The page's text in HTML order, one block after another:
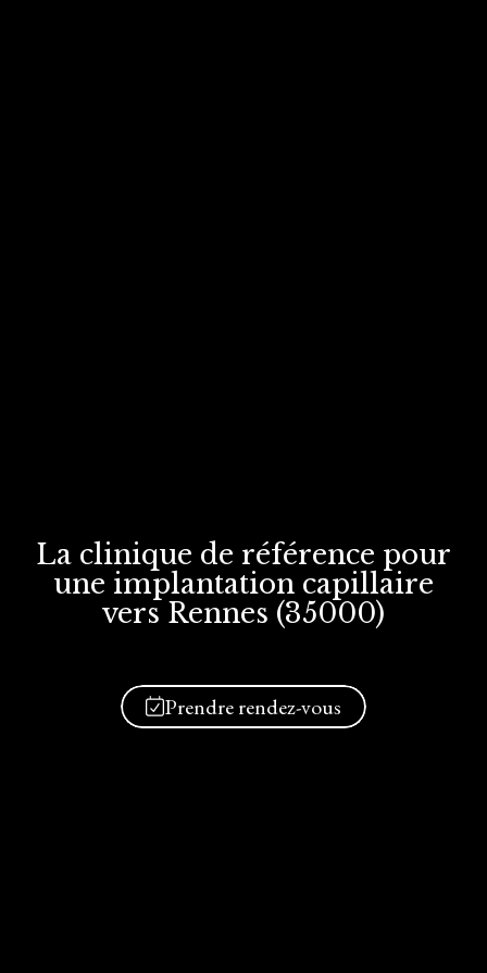
La clinique de référence pour
une implantation capillaire
vers Rennes (35000)
Prendre rendez-vous